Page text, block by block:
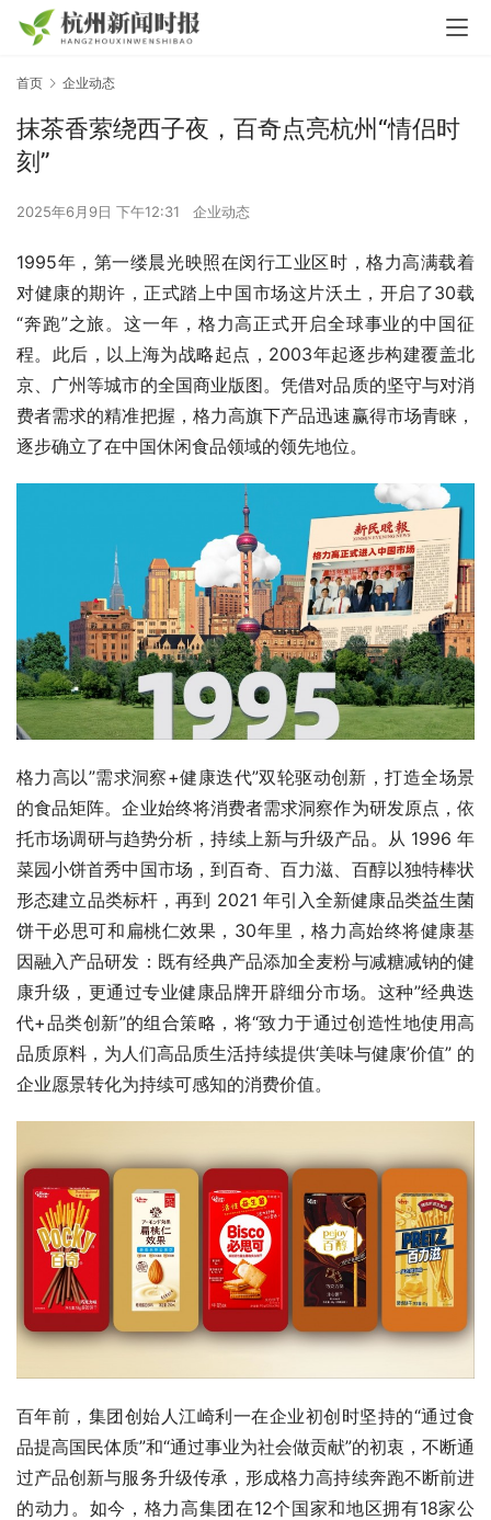
首页 企业动态
抹茶香萦绕西子夜，百奇点亮杭州“情侣时
刻”
2025年6月9日 下午12:31 企业动态
1995年，第一缕晨光映照在闵行工业区时，格力高满载着
对健康的期许，正式踏上中国市场这片沃土，开启了30载
“奔跑”之旅。这一年，格力高正式开启全球事业的中国征
程。此后，以上海为战略起点，2003年起逐步构建覆盖北
京、广州等城市的全国商业版图。凭借对品质的坚守与对消
费者需求的精准把握，格力高旗下产品迅速赢得市场青睐，
逐步确立了在中国休闲食品领域的领先地位。
格力高以”需求洞察+健康迭代”双轮驱动创新，打造全场景
的食品矩阵。企业始终将消费者需求洞察作为研发原点，依
托市场调研与趋势分析，持续上新与升级产品。从 1996 年
菜园小饼首秀中国市场，到百奇、百力滋、百醇以独特棒状
形态建立品类标杆，再到 2021 年引入全新健康品类益生菌
饼干必思可和扁桃仁效果，30年里，格力高始终将健康基
因融入产品研发：既有经典产品添加全麦粉与减糖减钠的健
康升级，更通过专业健康品牌开辟细分市场。这种”经典迭
代+品类创新”的组合策略，将“致力于通过创造性地使用高
品质原料，为人们高品质生活持续提供‘美味与健康’价值” 的
企业愿景转化为持续可感知的消费价值。
百年前，集团创始人江崎利一在企业初创时坚持的“通过食
品提高国民体质”和“通过事业为社会做贡献”的初衷，不断通
过产品创新与服务升级传承，形成格力高持续奔跑不断前进
的动力。如今，格力高集团在12个国家和地区拥有18家公